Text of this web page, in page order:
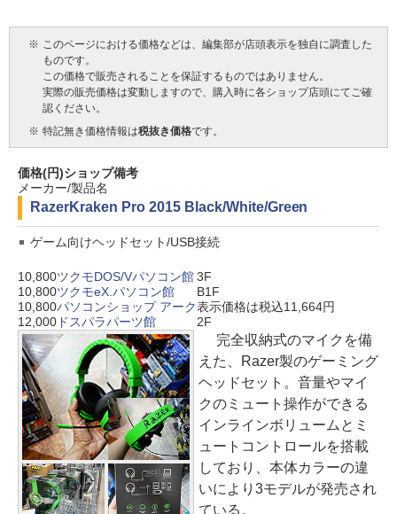
※ このページにおける価格などは、編集部が店頭表示を独自に調査した
ものです。
この価格で販売されることを保証するものではありません。
実際の販売価格は変動しますので、購入時に各ショップ店頭にてご確
認ください。
※ 特記無き価格情報は税抜き価格です。
価格(円)ショップ備考
メーカー/製品名
RazerKraken Pro 2015 Black/White/Green
ゲーム向けヘッドセット/USB接続
10,800ツクモDOS/Vパソコン館3F
10,800ツクモeX.パソコン館
B1F
10,800パソコンショップ アーク表示価格は税込11,664円
12,000 ドスパラパーツ館 2F
完全収納式のマイクを備
えた、Razer製のゲーミング
ヘッドセット。音量やマイ
クのミュート操作ができる
インラインボリュームとミ
ュートコントロールを搭載
しており、本体カラーの違
いにより3モデルが発売され
ている。